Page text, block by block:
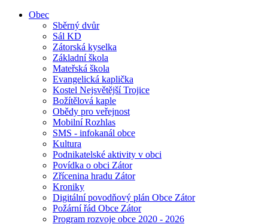
Obec
Sběrný dvůr
Sál KD
Zátorská kyselka
Základní škola
Mateřská škola
Evangelická kaplička
Kostel Nejsvětější Trojice
Božítělová kaple
Obědy pro veřejnost
Mobilní Rozhlas
SMS - infokanál obce
Kultura
Podnikatelské aktivity v obci
Povídka o obci Zátor
Zřícenina hradu Zátor
Kroniky
Digitální povodňový plán Obce Zátor
Požární řád Obce Zátor
Program rozvoje obce 2020 - 2026